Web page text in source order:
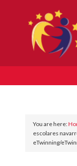
You are here:
escolares
eTwinning/